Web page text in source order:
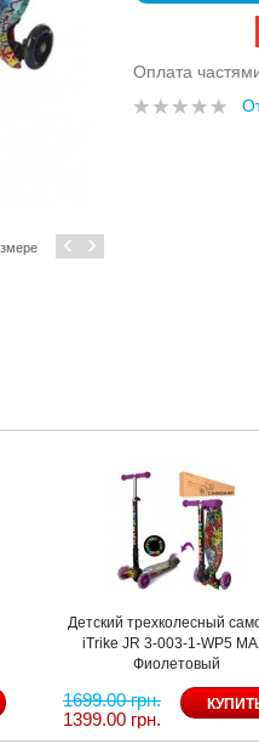
‹ ›
Оплата
Детский трехколесный
iTrike JR 3-003-1-WP5
Фиолетовый
1699.00 грн.
1399.00 грн.